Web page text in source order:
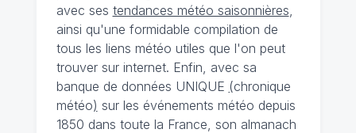
avec ses tendances météo saisonnières
ainsi qu'une formidable compilation de
tous les liens météo utiles que l'on peut
trouver sur internet. Enfin, avec sa
banque de données UNIQUE (chronique
météo) sur les événements météo depuis
1850 dans toute la France, son almanach